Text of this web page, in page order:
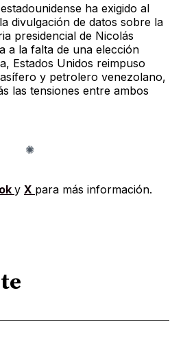
ha exigido al
divulgación de datos sobre la
presidencial de Nicolás
a la falta de una elección
Estados Unidos reimpuso
y petrolero venezolano,
las tensiones entre ambos
y X para más información.